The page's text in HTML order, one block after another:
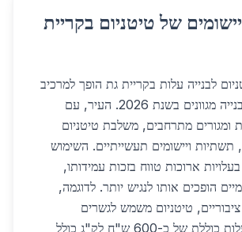
של טיטניום בקריית
לבנייה עלות בקריית גת הופך למרכיב
חיוני בפרויקטי בנייה מגוונים בשנת 2026. העיר, עם
ומגורים מתרחבים, משלבת טיטניום
תשתיות ויישומים תעשייתיים. השימוש
ארוכות טווח בזכות עמידותו,
הופכים אותו לנגיש יותר. לדוגמה,
ציבוריים, טיטניום משמש לגשרים
ולחזיתות, עם עלות כוללת של כ-600 ש"ח לק"ג כולל